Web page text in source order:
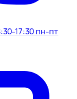
17:30 пн-пт